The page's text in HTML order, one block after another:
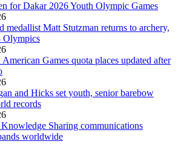
for Dakar 2026 Youth Olympic Games
medallist Matt Stutzman returns to archery,
Olympics
Games quota places updated after
and Hicks set youth, senior barebow
records
Sharing communications
worldwide